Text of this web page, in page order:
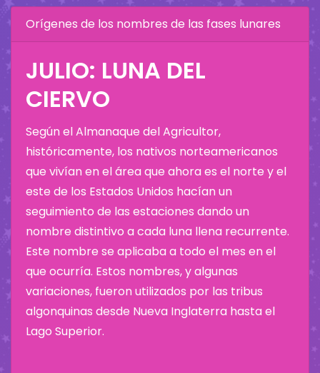
Orígenes de los nombres de las fases lunares
JULIO: LUNA DEL
CIERVO
Según el Almanaque del Agricultor,
históricamente, los nativos norteamericanos
que vivían en el área que ahora es el norte y el
este de los Estados Unidos hacían un
seguimiento de las estaciones dando un
nombre distintivo a cada luna llena recurrente.
Este nombre se aplicaba a todo el mes en el
que ocurría. Estos nombres, y algunas
variaciones, fueron utilizados por las tribus
algonquinas desde Nueva Inglaterra hasta el
Lago Superior.